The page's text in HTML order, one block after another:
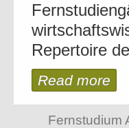
Repertoire
Read more
Fernstudium